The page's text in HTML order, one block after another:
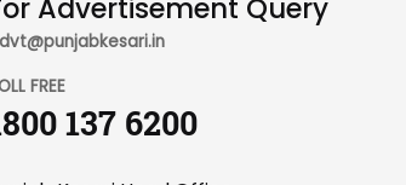
Advertisement Query
FREE
137 6200